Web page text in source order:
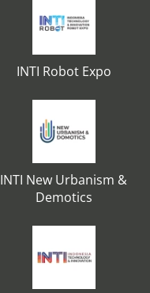
INTI Robot Expo
INTI New Urbanism &
Demotics